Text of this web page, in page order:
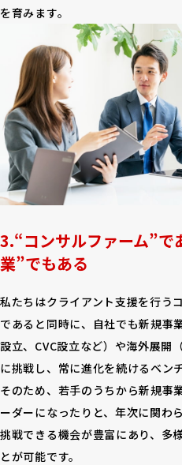
を育みます。
“コンサルファーム”で
業”でもある
私たちはクライアント支援を行う
であると同時に、自社でも新規事
設立、CVC設立など）や海外展開
に挑戦し、常に進化を続けるベン
そのため、若手のうちから新規事
ーダーになったりと、年次に関わ
挑戦できる機会が豊富にあり、多
とが可能です。